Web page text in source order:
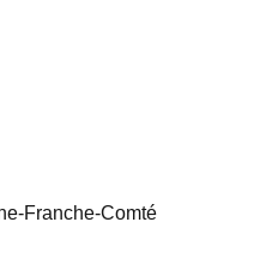
Franche-Comté